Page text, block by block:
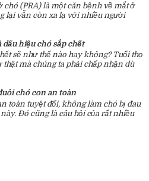
(PRA) là một căn bệnh về mắt ở
lại vẫn còn xa lạ với nhiều người
hiệu chó sắp chết
sẽ như thế nào hay không? Tuổi thọ
thật mà chúng ta phải chấp nhận dù
chó con an toàn
toàn tuyệt đối, không làm chó bị đau
Đó cũng là câu hỏi của rất nhiều